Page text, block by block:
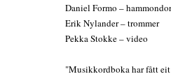
Daniel Formo –
Erik Nylander – trommer
Pekka Stokke – video
"Musikkordboka har fått